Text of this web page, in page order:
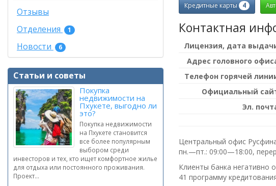
Отзывы
Отделения
1
Новости 6
Статьи и советы
Покупка
недвижимости на
Пхукете, выгодно ли
это?
Покупка недвижимости
на Пхукете становится
все более популярным
выбором среди
инвесторов и тех, кто ищет комфортное жилье
для отдыха или постоянного проживания.
Проект...
Кредитные карты 4
Контактная
Лицензия, дата
Адрес головного
Телефон горячей
Официальный
Эл.
Центральный офис
пн.—пт.: 09:00—18:00,
Клиенты банка негативно
41 программу